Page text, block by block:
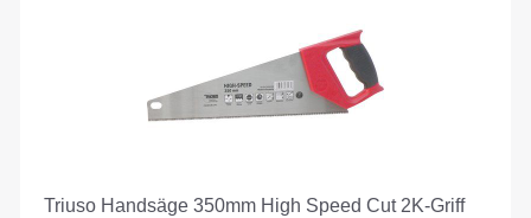
Triuso Handsäge 350mm High Speed Cut 2K-Griff